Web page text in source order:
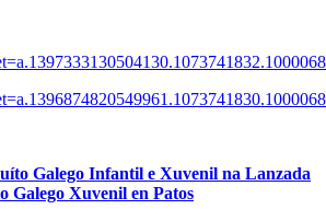
Galego Infantil e Xuvenil na Lanzada
Galego Xuvenil en Patos